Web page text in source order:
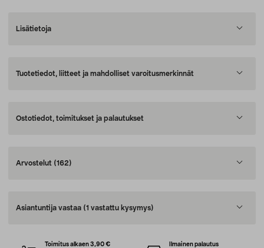
Lisätietoja
Tuotetiedot, liitteet ja mahdolliset varoitusmerkinnät
Ostotiedot, toimitukset ja palautukset
Arvostelut (162)
Asiantuntija vastaa (1 vastattu kysymys)
Toimitus alkaen 3,90 €
Ilmainen palautus